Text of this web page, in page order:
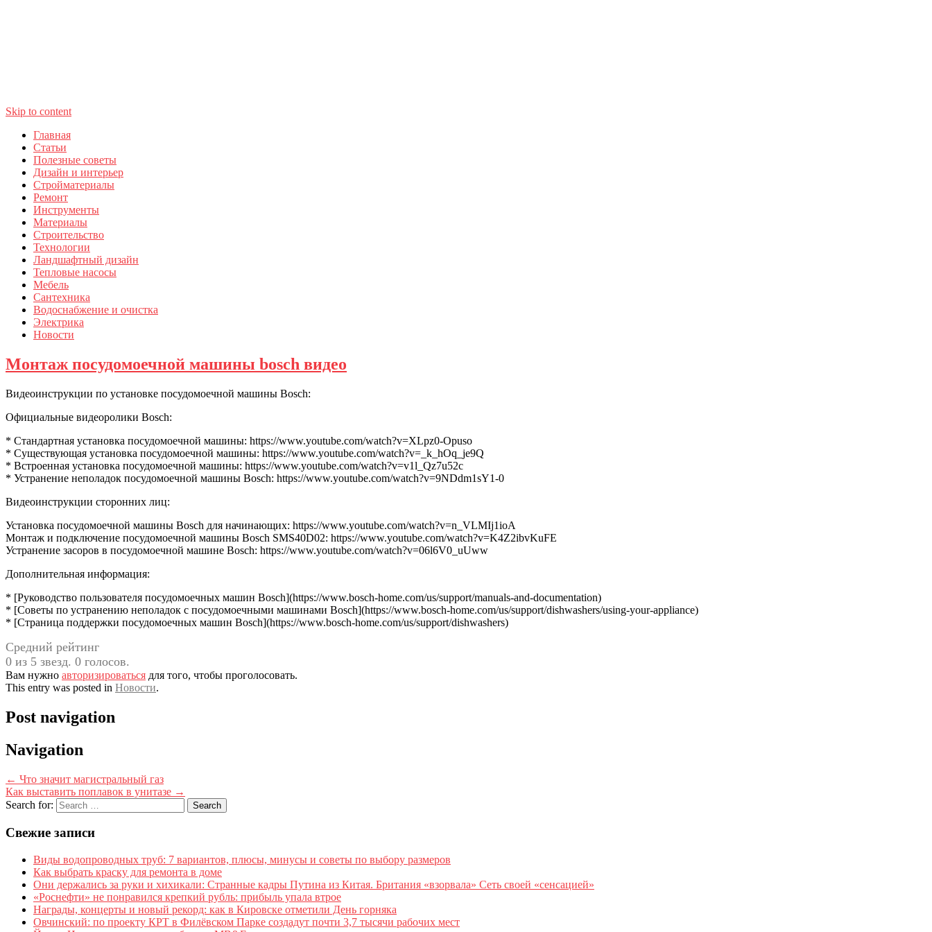
Skip to content
Главная
Статьи
Полезные советы
Дизайн и интерьер
Стройматериалы
Ремонт
Инструменты
Материалы
Строительство
Технологии
Ландшафтный дизайн
Тепловые насосы
Мебель
Сантехника
Водоснабжение и очистка
Электрика
Новости
Монтаж посудомоечной машины bosch видео
Видеоинструкции по установке посудомоечной машины Bosch:
Официальные видеоролики Bosch:
* Стандартная установка посудомоечной машины: https://www.youtube.com/watch?v=XLpz0-Opuso
* Существующая установка посудомоечной машины: https://www.youtube.com/watch?v=_k_hOq_je9Q
* Встроенная установка посудомоечной машины: https://www.youtube.com/watch?v=v1l_Qz7u52c
* Устранение неполадок посудомоечной машины Bosch: https://www.youtube.com/watch?v=9NDdm1sY1-0
Видеоинструкции сторонних лиц:
Установка посудомоечной машины Bosch для начинающих: https://www.youtube.com/watch?v=n_VLMIj1ioA
Монтаж и подключение посудомоечной машины Bosch SMS40D02: https://www.youtube.com/watch?v=K4Z2ibvKuFE
Устранение засоров в посудомоечной машине Bosch: https://www.youtube.com/watch?v=06l6V0_uUww
Дополнительная информация:
* [Руководство пользователя посудомоечных машин Bosch](https://www.bosch-home.com/us/support/manuals-and-documentation)
* [Советы по устранению неполадок с посудомоечными машинами Bosch](https://www.bosch-home.com/us/support/dishwashers/using-your-appliance)
* [Страница поддержки посудомоечных машин Bosch](https://www.bosch-home.com/us/support/dishwashers)
Средний рейтинг
0 из 5 звезд. 0 голосов.
Вам нужно авторизироваться для того, чтобы проголосовать.
This entry was posted in Новости.
Post navigation
Navigation
← Что значит магистральный газ
Как выставить поплавок в унитазе →
Search for:
Свежие записи
Виды водопроводных труб: 7 вариантов, плюсы, минусы и советы по выбору размеров
Как выбрать краску для ремонта в доме
Они держались за руки и хихикали: Странные кадры Путина из Китая. Британия «взорвала» Сеть своей «сенсацией»
«Роснефти» не понравился крепкий рубль: прибыль упала втрое
Награды, концерты и новый рекорд: как в Кировске отметили День горняка
Овчинский: по проекту КРТ в Филёвском Парке создадут почти 3,7 тысячи рабочих мест